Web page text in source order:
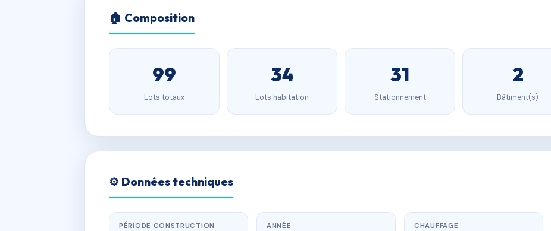
🏠 Composition
99
Lots totaux
34
Lots habitation
31
Stationnement
2
Bâtiment(s)
⚙️ Données techniques
PÉRIODE CONSTRUCTION ANNÉE CHAUFFAGE